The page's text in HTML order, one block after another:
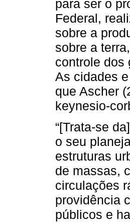
para ser o
Federal,
sobre a
sobre a
controle dos
As cidades
que Ascher
keynesio-
“[Trata-se
o seu
estruturas
de massas,
circulações
providência
públicos e